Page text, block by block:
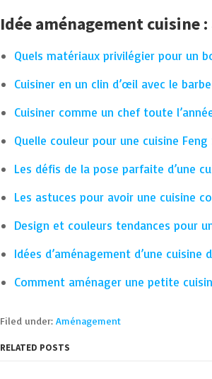
Idée aménagement cuisine
Quels matériaux privilégier pour un
Cuisiner en un clin d’œil avec le
Cuisiner comme un chef toute
Quelle couleur pour une cuisine Feng
Les défis de la pose parfaite d’une
Les astuces pour avoir une cuisine
Design et couleurs tendances pour
Idées d’aménagement d’une cuisine
Comment aménager une petite
Filed under: Aménagement
RELATED POSTS